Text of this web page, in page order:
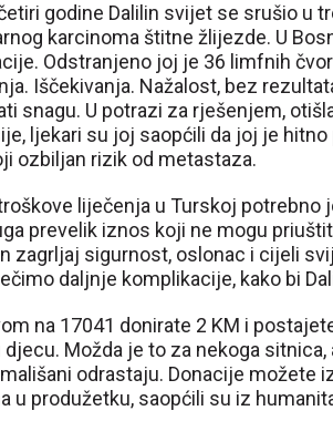
godine Dalilin svijet se srušio u
karcinoma štitne žlijezde. U
Odstranjeno joj je 36 limfnih
Iščekivanja. Nažalost, bez
snagu. U potrazi za rješenjem,
ljekari su joj saopćili da joj je
ozbiljan rizik od metastaza.
liječenja u Turskoj potrebno
prevelik iznos koji ne mogu
zagrljaj sigurnost, oslonac i cijeli
daljnje komplikacije, kako bi
na 17041 donirate 2 KM i
Možda je to za nekoga
odrastaju. Donacije možete
u produžetku, saopćili su iz